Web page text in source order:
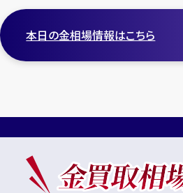
本日の金相場情報はこちら